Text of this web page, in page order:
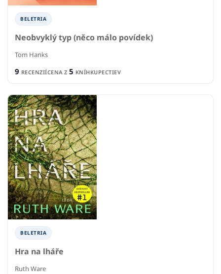
BELETRIA
Neobvyklý typ (něco málo povídek)
Tom Hanks
9 RECENZIÍCENA Z 5 KNÍHKUPECTIEV
BELETRIA
Hra na lháře
Ruth Ware